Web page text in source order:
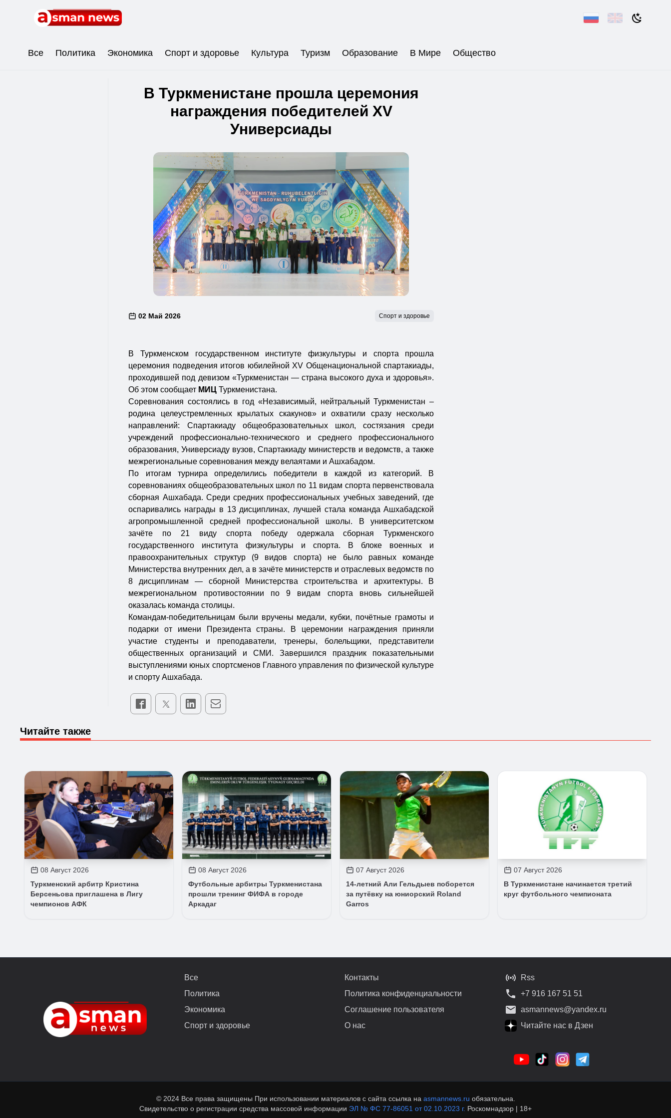
Все Политика Экономика Спорт и здоровье Культура Туризм Образование В Мире Общество
В Туркменистане прошла церемония
награждения победителей XV
Универсиады
02 Май 2026 Спорт и здоровье
В Туркменском государственном институте физкультуры и спорта прошла
церемония подведения итогов юбилейной XV Общенациональной спартакиады,
проходившей под девизом «Туркменистан — страна высокого духа и здоровья».
Об этом сообщает МИЦ Туркменистана.
Соревнования состоялись в год «Независимый, нейтральный Туркменистан –
родина целеустремленных крылатых скакунов» и охватили сразу несколько
направлений: Спартакиаду общеобразовательных школ, состязания среди
учреждений профессионально-технического и среднего профессионального
образования, Универсиаду вузов, Спартакиаду министерств и ведомств, а также
межрегиональные соревнования между велаятами и Ашхабадом.
По итогам турнира определились победители в каждой из категорий. В
соревнованиях общеобразовательных школ по 11 видам спорта первенствовала
сборная Ашхабада. Среди средних профессиональных учебных заведений, где
оспаривались награды в 13 дисциплинах, лучшей стала команда Ашхабадской
агропромышленной средней профессиональной школы. В университетском
зачёте по 21 виду спорта победу одержала сборная Туркменского
государственного института физкультуры и спорта. В блоке военных и
правоохранительных структур (9 видов спорта) не было равных команде
Министерства внутренних дел, а в зачёте министерств и отраслевых ведомств по
8 дисциплинам — сборной Министерства строительства и архитектуры. В
межрегиональном противостоянии по 9 видам спорта вновь сильнейшей
оказалась команда столицы.
Командам-победительницам были вручены медали, кубки, почётные грамоты и
подарки от имени Президента страны. В церемонии награждения приняли
участие студенты и преподаватели, тренеры, болельщики, представители
общественных организаций и СМИ. Завершился праздник показательными
выступлениями юных спортсменов Главного управления по физической культуре
и спорту Ашхабада.
Читайте также
08 Август 2026
Туркменский арбитр Кристина
Берсеньова приглашена в Лигу
чемпионов АФК
08 Август 2026
Футбольные арбитры Туркменистана
прошли тренинг ФИФА в городе
Аркадаг
07 Август 2026
14-летний Али Гельдыев поборется
за путёвку на юниорский Roland
Garros
07 Август 2026
В Туркменистане начинается третий
круг футбольного чемпионата
Все
Политика
Экономика
Спорт и здоровье
Контакты
Политика конфиденциальности
Соглашение пользователя
О нас
Rss
+7 916 167 51 51
asmannews@yandex.ru
Читайте нас в Дзен
© 2024 Все права защищены При использовании материалов с сайта ссылка на asmannews.ru обязательна.
Свидетельство о регистрации средства массовой информации ЭЛ № ФС 77-86051 от 02.10.2023 г. Роскомнадзор | 18+